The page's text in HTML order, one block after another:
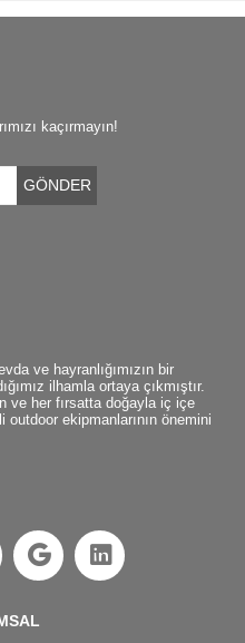
kaçırmayın!
GÖNDER
ve hayranlığımızın bir
ilhamla ortaya çıkmıştır.
ve her fırsatta doğayla iç içe
ekipmanlarının önemini